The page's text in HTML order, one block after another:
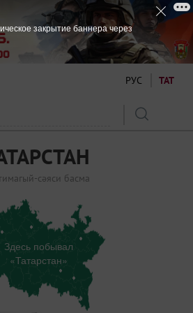
РУС ТАТ
сәяси басма
Здесь побывал
«Татарстан»
закрытие баннера через